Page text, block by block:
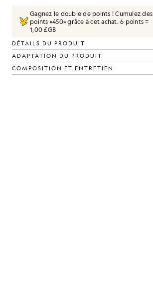
Gagnez le double de points ! Cumulez des
points «450» grâce à cet achat.6 points =
1,00 £GB
DÉTAILS DU PRODUIT
ADAPTATION DU PRODUIT
COMPOSITION ET ENTRETIEN